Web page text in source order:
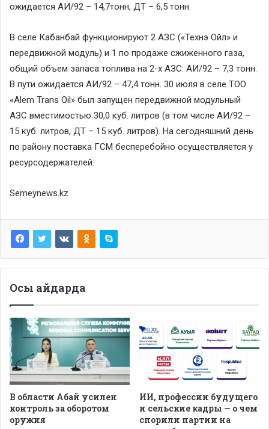
ожидается АИ/92 – 14,7тонн, ДТ – 6,5 тонн.
В селе Кабанбай функционируют 2 АЗС («Технэ Ойл» и
передвижной модуль) и 1 по продаже сжиженного газа,
общий объем запаса топлива на 2-х АЗС: АИ/92 – 7,3 тонн.
В пути ожидается АИ/92 – 47,4 тонн. 30 июля в селе ТОО
«Alem Trans Oil» был запущен передвижной модульный
АЗС вместимостью 30,0 куб. литров (в том числе АИ/92 –
15 куб. литров, ДТ – 15 куб. литров). На сегодняшний день
по району поставка ГСМ бесперебойно осуществляется у
ресурсодержателей.
Semeynews.kz
Осы айдарда
В области Абай усилен
контроль за оборотом
оружия
ИИ, профессии будущего
и сельские кадры — о чем
спорили партии на